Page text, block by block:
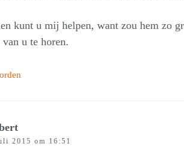
kunt u mij helpen, want zou hem zo
u te horen.
2015 om 16:51